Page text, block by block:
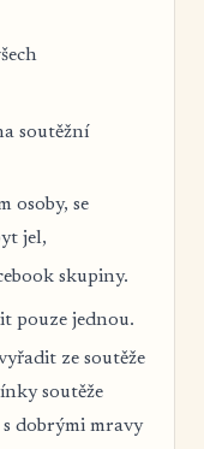
soutěžní
osoby, se
jel,
skupiny.
pouze jednou.
ze soutěže
soutěže
dobrými mravy